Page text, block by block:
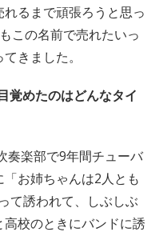
るまで頑張ろうと思っ
この名前で売れたいっ
きました。
覚めたのはどんなタイ
奏楽部で9年間チューバ
お姉ちゃんは2人とも
て誘われて、しぶしぶ
校のときにバンドに誘